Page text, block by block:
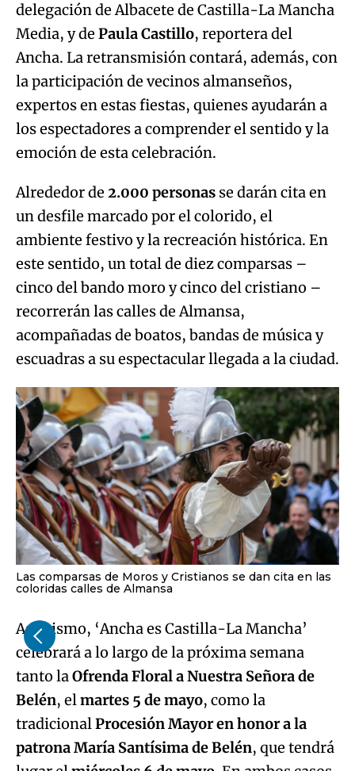
delegación de Albacete de Castilla-La Mancha
Media, y de Paula Castillo, reportera del
Ancha. La retransmisión contará, además, con
la participación de vecinos almanseños,
expertos en estas fiestas, quienes ayudarán a
los espectadores a comprender el sentido y la
emoción de esta celebración.
Alrededor de 2.000 personas se darán cita en
un desfile marcado por el colorido, el
ambiente festivo y la recreación histórica. En
este sentido, un total de diez comparsas –
cinco del bando moro y cinco del cristiano –
recorrerán las calles de Almansa,
acompañadas de boatos, bandas de música y
escuadras a su espectacular llegada a la ciudad.
Las comparsas de Moros y Cristianos se dan cita en las
coloridas calles de Almansa
Asimismo, ‘Ancha es Castilla-La Mancha’
celebrará a lo largo de la próxima semana
tanto la Ofrenda Floral a Nuestra Señora de
Belén, el martes 5 de mayo, como la
tradicional Procesión Mayor en honor a la
patrona María Santísima de Belén, que tendrá